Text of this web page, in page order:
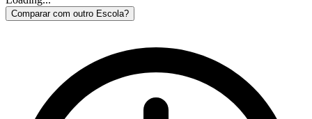
Comparar com outro Escola?